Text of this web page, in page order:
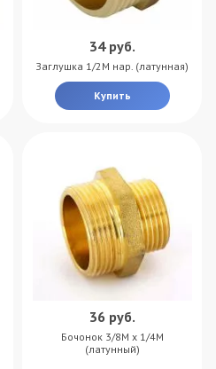
34 руб.
Заглушка 1/2M нар. (латунная)
Купить
36 руб.
Бочонок 3/8M х 1/4M
(латунный)